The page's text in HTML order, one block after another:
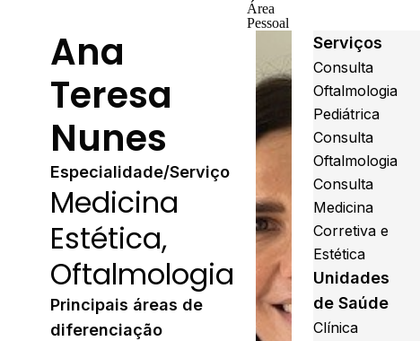
Área
Pessoal
Ana
Teresa
Nunes
Especialidade/Serviço
Medicina
Estética,
Oftalmologia
Principais áreas de
diferenciação
Serviços
Consulta
Oftalmologia
Pediátrica
Consulta
Oftalmologia
Consulta
Medicina
Corretiva e
Estética
Unidades
de Saúde
Clínica